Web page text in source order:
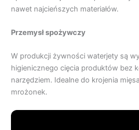
nawet najcieńszych materiałów.
Przemysł spożywczy
W produkcji żywności waterjety są
higienicznego cięcia produktów bez
narzędziem. Idealne do krojenia
mrożonek.